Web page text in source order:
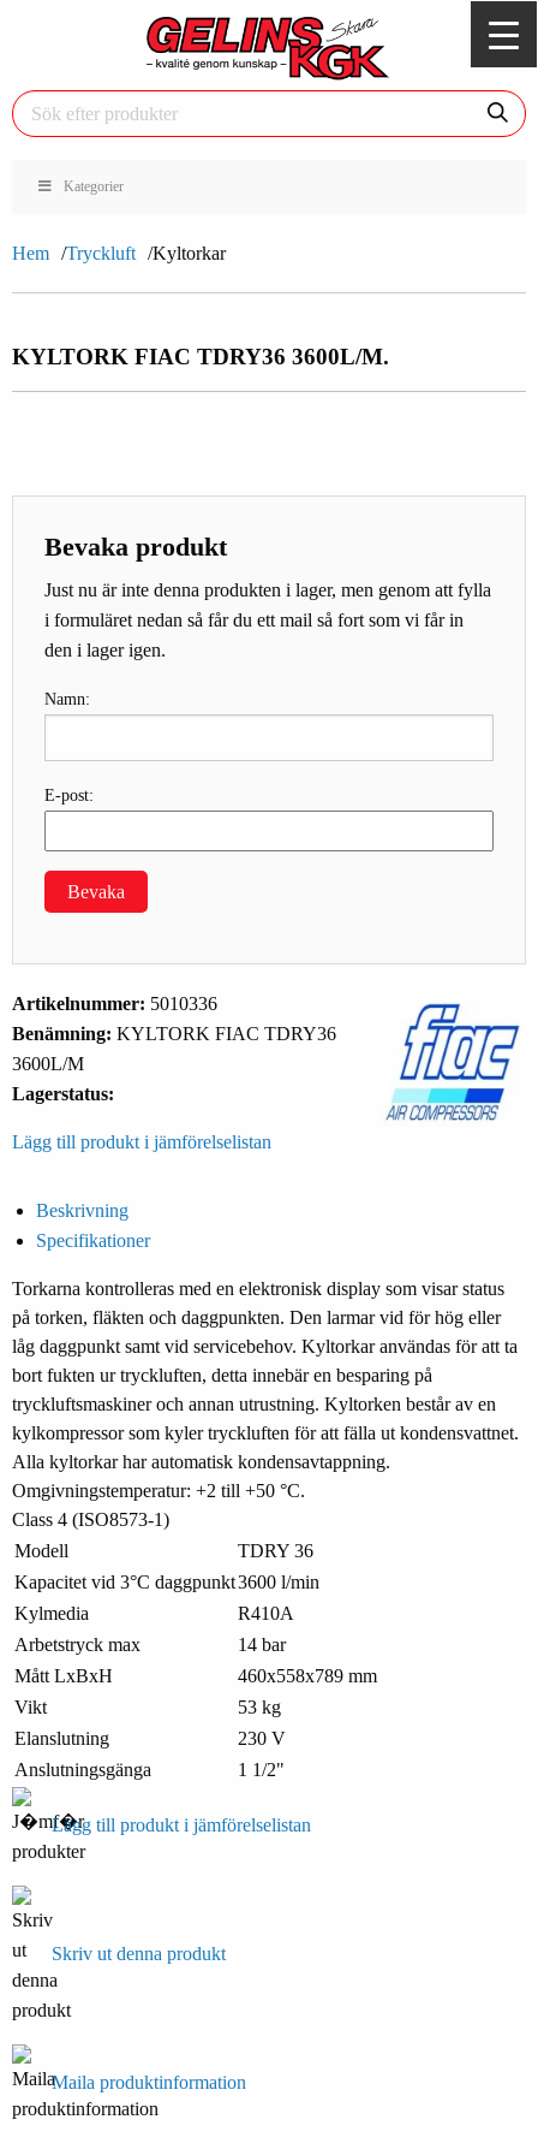
Kategorier
Hem Tryckluft Kyltorkar
KYLTORK FIAC TDRY36 3600L/M.
Bevaka produkt
Just nu är inte denna produkten i lager, men genom att fylla
i formuläret nedan så får du ett mail så fort som vi får in
den i lager igen.
Namn:
E-post:
Bevaka
Artikelnummer: 5010336
Benämning: KYLTORK FIAC TDRY36
3600L/M
Lagerstatus:
Lägg till produkt i jämförelselistan
Beskrivning
Specifikationer
Torkarna kontrolleras med en elektronisk display som visar status
på torken, fläkten och daggpunkten. Den larmar vid för hög eller
låg daggpunkt samt vid servicebehov. Kyltorkar användas för att ta
bort fukten ur tryckluften, detta innebär en besparing på
tryckluftsmaskiner och annan utrustning. Kyltorken består av en
kylkompressor som kyler tryckluften för att fälla ut kondensvattnet.
Alla kyltorkar har automatisk kondensavtappning.
Omgivningstemperatur: +2 till +50 °C.
Class 4 (ISO8573-1)
Modell
TDRY 36
Kapacitet vid 3°C daggpunkt3600 l/min
Kylmedia
R410A
Arbetstryck max
14 bar
Mått LxBxH
460x558x789 mm
Vikt
53 kg
Elanslutning
230 V
Anslutningsgänga
1 1/2"
Lägg till produkt i jämförelselistan
Skriv ut denna produkt
Maila produktinformation